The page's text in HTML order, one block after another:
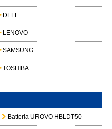
DELL
LENOVO
SAMSUNG
TOSHIBA
Batteria UROVO HBLDT50